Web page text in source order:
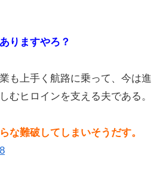
りますやろ？
も上手く航路に乗って、今は進
むヒロインを支える夫である。
な難破してしまいそうだす。